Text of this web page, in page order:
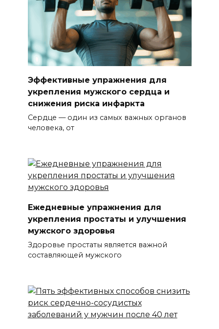
Эффективные упражнения для
укрепления мужского сердца и
снижения риска инфаркта
Сердце — один из самых важных органов
человека, от
Ежедневные упражнения для
укрепления простаты и улучшения
мужского здоровья
Здоровье простаты является важной
составляющей мужского